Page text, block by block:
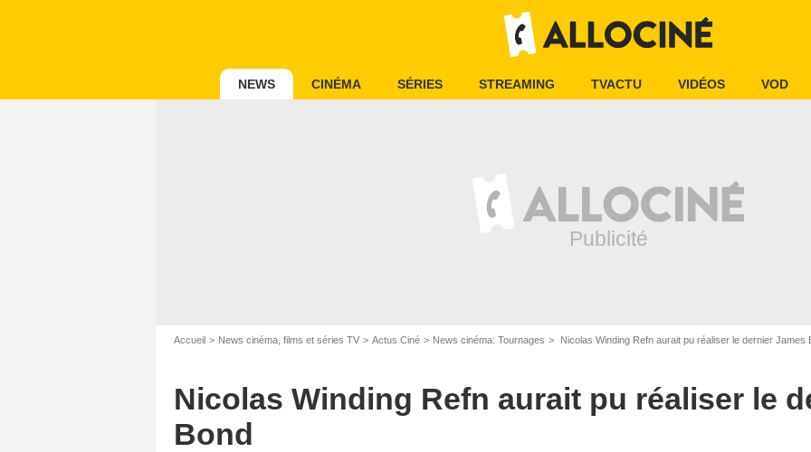
NEWS CINÉMA SÉRIES STREAMING TVACTU VIDÉOS VOD
Accueil News cinéma, films et séries TV Actus Ciné News cinéma: Tournages Nicolas Winding Refn aurait pu réaliser le dernier James
Nicolas Winding Refn aurait pu réaliser le
Bond
BORDE-MOREAU / BESTIMAGE